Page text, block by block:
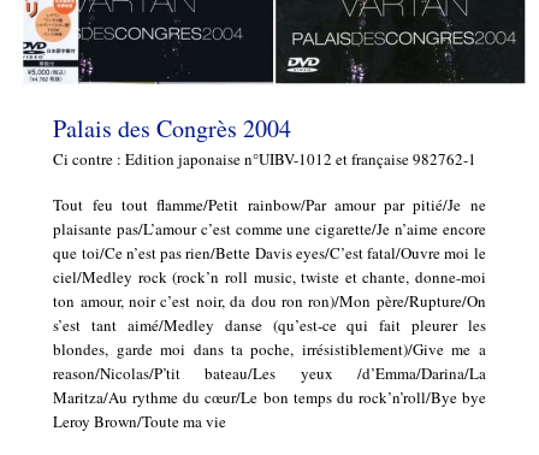
Palais des Congrès 2004
Ci contre : Edition japonaise n°UIBV-1012 et française 982762-1
Tout feu tout flamme/Petit rainbow/Par amour par pitié/Je ne
plaisante pas/L’amour c’est comme une cigarette/Je n’aime encore
que toi/Ce n’est pas rien/Bette Davis eyes/C’est fatal/Ouvre moi le
ciel/Medley rock (rock’n roll music, twiste et chante, donne-moi
ton amour, noir c’est noir, da dou ron ron)/Mon père/Rupture/On
s’est tant aimé/Medley danse (qu’est-ce qui fait pleurer les
blondes, garde moi dans ta poche, irrésistiblement)/Give me a
reason/Nicolas/P’tit bateau/Les yeux /d’Emma/Darina/La
Maritza/Au rythme du cœur/Le bon temps du rock’n’roll/Bye bye
Leroy Brown/Toute ma vie